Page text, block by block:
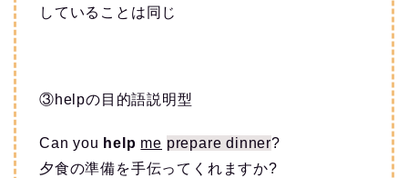
していることは同じ
③helpの目的語説明型
Can you help me prepare dinner?
夕食の準備を手伝ってくれますか?